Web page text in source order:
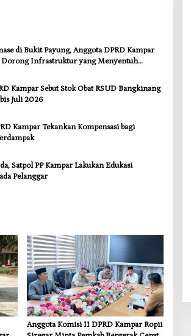
di Bukit Payung, Anggota DPRD Kampar
Dorong Infrastruktur yang Menyentuh
Kampar Sebut Stok Obat RSUD Bangkinang
Juli 2026
Kampar Tekankan Kompensasi bagi
Satpol PP Kampar Lakukan Edukasi
Pelanggar
Anggota Komisi II DPRD Kampar Ropii